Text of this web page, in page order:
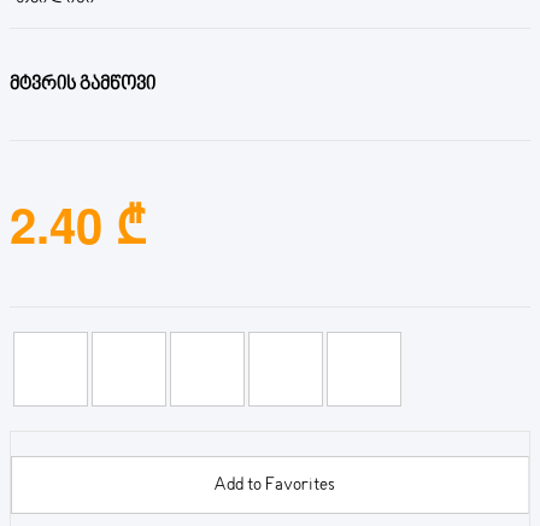
მტვრის გამწოვი
2.40 ₾
Add to Favorites